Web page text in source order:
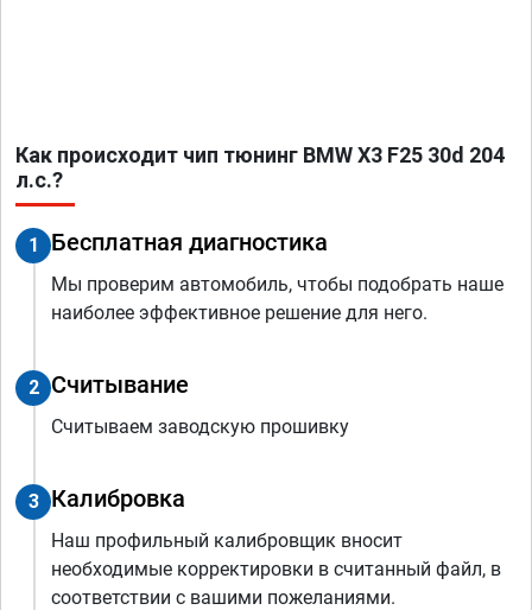
Как происходит чип тюнинг BMW X3 F25 30d 204
л.с.?
1 Бесплатная диагностика
Мы проверим автомобиль, чтобы подобрать наше
наиболее эффективное решение для него.
2 Считывание
Считываем заводскую прошивку
3 Калибровка
Наш профильный калибровщик вносит
необходимые корректировки в считанный файл, в
соответствии с вашими пожеланиями.